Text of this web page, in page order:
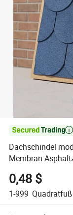

Dachschindel
Membran
Asphaltziegel
0,48 $
1-999 Quadratfuß